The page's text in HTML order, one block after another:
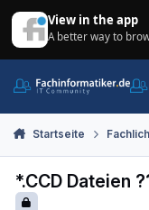
View in the app
A better way to
Startseite
*.CCD Dateien